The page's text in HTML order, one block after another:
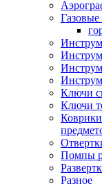
Газовые
Ключи
Ключи
Помпы
Разное